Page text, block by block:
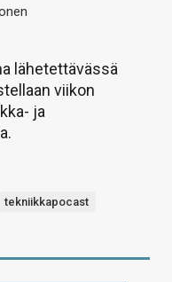
lähetettävässä
viikon
ja
tekniikkapocast